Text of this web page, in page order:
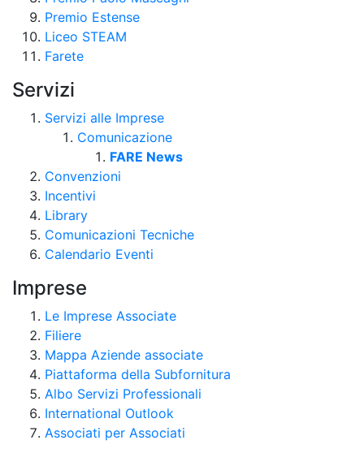
Premio Estense
Liceo STEAM
Farete
Servizi
Servizi alle Imprese
Comunicazione
FARE News
Convenzioni
Incentivi
Library
Comunicazioni Tecniche
Calendario Eventi
Imprese
Le Imprese Associate
Filiere
Mappa Aziende associate
Piattaforma della Subfornitura
Albo Servizi Professionali
International Outlook
Associati per Associati